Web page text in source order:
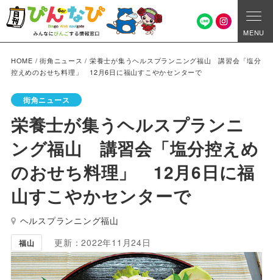
MENU
HOME /街角ニュース / 栄養士が集うヘルスプランニング福山 講習会「塩分
控えめのおせち料理」 12月6日に福山すこやかセンターで
街角ニュース
栄養士が集うヘルスプランニ
ング福山 講習会「塩分控えめ
のおせち料理」 12月6日に福
山すこやかセンターで
ヘルスプランニング福山
福山 更新：2022年11月24日